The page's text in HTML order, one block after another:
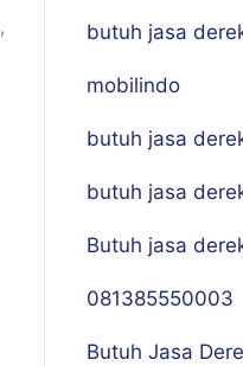
, butuh jasa
mobilindo
butuh jasa
butuh jasa
Butuh jasa
081385550003
Butuh Jasa